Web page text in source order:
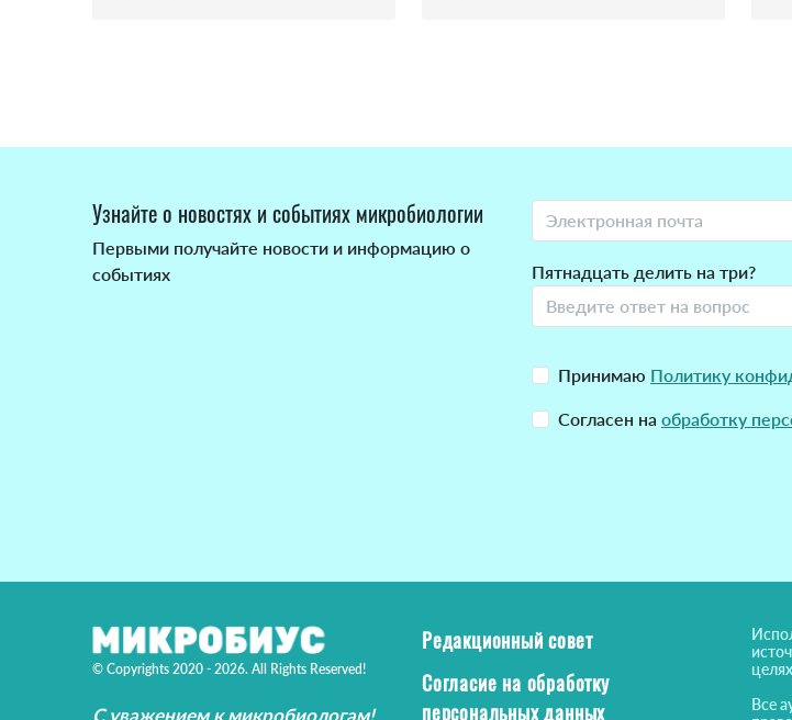
Узнайте о новостях и событиях микробиологии
Первыми получайте новости и информацию о
событиях
Пятнадцать делить на три?
Принимаю Политику
Согласен на обработку
© Copyrights 2020 - 2026. All Rights Reserved!
С уважением к микробиологам!
Редакционный совет
Согласие на обработку
персональных данных
Все